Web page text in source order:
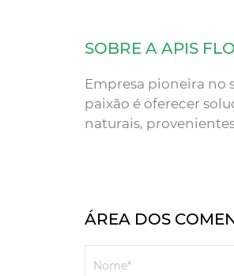
SOBRE A APIS
Empresa pioneira no
paixão é oferecer
naturais,
ÁREA DOS
Nome*